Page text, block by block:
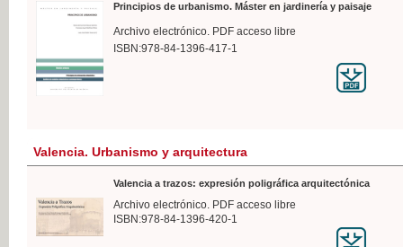
Principios de urbanismo. Máster en jardinería y paisaje
Archivo electrónico. PDF acceso libre
ISBN:978-84-1396-417-1
Valencia. Urbanismo y arquitectura
Valencia a trazos: expresión poligráfica arquitectónica
Archivo electrónico. PDF acceso libre
ISBN:978-84-1396-420-1